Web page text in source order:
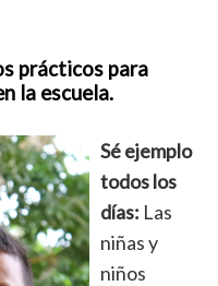
prácticos para
la escuela.
Sé ejemplo
todos los
días: Las
niñas y
niños